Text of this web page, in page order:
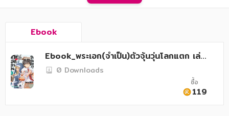
นิตยสาร หนังสือพิมพ์
ครอบครัว
เอาตัวรอดในขณะที่รอการช่วยเหลือ บรรยากาศรอบตัวของทั่งคู่ก็ดีขึ้น
จัดปาร์ตี้บาร์บีคิวกับทุกคน เป็นอีกหนึ่งเล่มที่สามารถใช้เวลาร่วมกับบร
รดาฮีโรอีนได้อย่างสนุกสนานเต็มที่กับกิจกรรมทั้งในบ้านและนอก
บ้าน!
Ebook
Ebook_พระเอก(จำเป็น)ตัวจุ้นวุ่นโลกแตก เล่ม
11 0 Downloads
ซื้อ
119